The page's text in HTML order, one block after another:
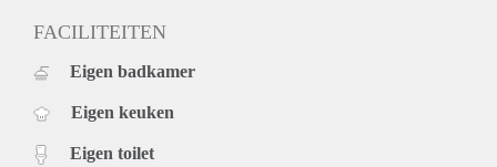
FACILITEITEN
Eigen badkamer
Eigen keuken
Eigen toilet